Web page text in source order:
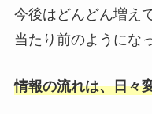
今後はどんどん増え
当たり前のようにな
情報の流れは、日々